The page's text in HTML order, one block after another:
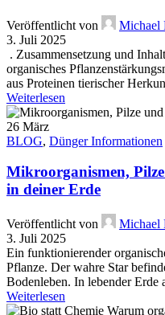
Veröffentlicht von
Michael
3. Juli 2025
. Zusammensetzung und
organisches
aus Proteinen tierischer
Weiterlesen
26 März
BLOG, Dünger Informationen
Mikroorganismen,
in deiner Erde
Veröffentlicht von
Michael
3. Juli 2025
Ein funktionierender
Pflanze. Der wahre Star
Bodenleben. In lebender Erde
Weiterlesen